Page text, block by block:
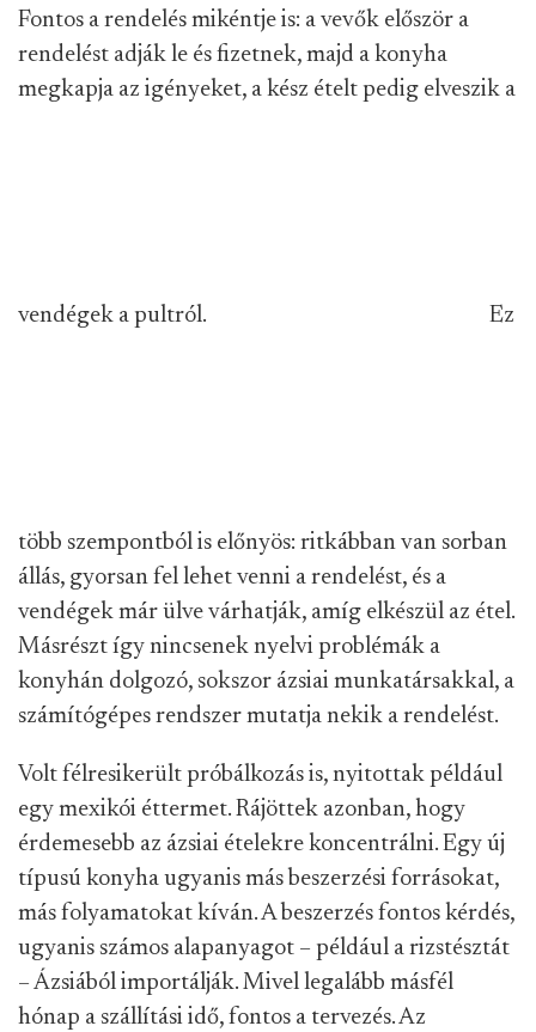
Fontos a rendelés mikéntje is: a vevők először a
rendelést adják le és fizetnek, majd a konyha
megkapja az igényeket, a kész ételt pedig elveszik a
vendégek a pultról. Ez
több szempontból is előnyös: ritkábban van sorban
állás, gyorsan fel lehet venni a rendelést, és a
vendégek már ülve várhatják, amíg elkészül az étel.
Másrészt így nincsenek nyelvi problémák a
konyhán dolgozó, sokszor ázsiai munkatársakkal, a
számítógépes rendszer mutatja nekik a rendelést.
Volt félresikerült próbálkozás is, nyitottak például
egy mexikói éttermet. Rájöttek azonban, hogy
érdemesebb az ázsiai ételekre koncentrálni. Egy új
típusú konyha ugyanis más beszerzési forrásokat,
más folyamatokat kíván. A beszerzés fontos kérdés,
ugyanis számos alapanyagot – például a rizstésztát
– Ázsiából importálják. Mivel legalább másfél
hónap a szállítási idő, fontos a tervezés. Az